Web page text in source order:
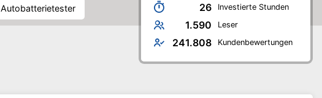
26 Investierte Stunden
1.590 Leser
241.808 Kundenbewertungen
Autobatterietester